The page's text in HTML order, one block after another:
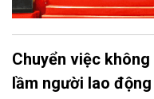
Chuyển việc
lầm người lao